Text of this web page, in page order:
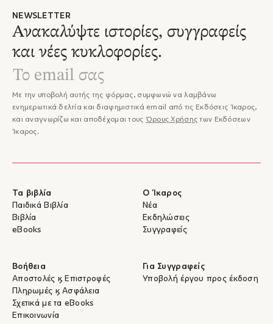
NEWSLETTER
Ανακαλύψτε ιστορίες, συγγραφείς
και νέες κυκλοφορίες.
Με την υποβολή αυτής της φόρμας, συμφωνώ να λαμβάνω
ενημερωτικά δελτία και διαφημιστικά email από τις Εκδόσεις Ίκαρος,
και αναγνωρίζω και αποδέχομαι τους Όρους Χρήσης των Εκδόσεων
Ίκαρος.
Τα βιβλία
Παιδικά Βιβλία
Βιβλία
eBooks
Ο Ίκαρος
Νέα
Εκδηλώσεις
Συγγραφείς
Βοήθεια
Αποστολές & Επιστροφές
Πληρωμές & Ασφάλεια
Σχετικά με τα eBooks
Επικοινωνία
Για Συγγραφείς
Υποβολή έργου προς έκδοση